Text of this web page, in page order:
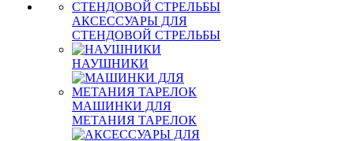
АКСЕССУАРЫ ДЛЯ
СТЕНДОВОЙ СТРЕЛЬБЫ
НАУШНИКИ
МАШИНКИ ДЛЯ
МЕТАНИЯ ТАРЕЛОК